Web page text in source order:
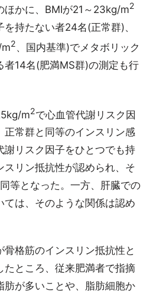
ほかに、BMIが21～23kg/m2
持たない者24名(正常群)、
2、国内基準)でメタボリック
者14名(肥満MS群)の測定も行
m2で心血管代謝リスク因
正常群と同等のインスリン感
謝リスク因子をひとつでも持
スリン抵抗性が認められ、そ
等となった。一方、肝臓での
ては、そのような関係は認め
骨格筋のインスリン抵抗性と
たところ、従来肥満者で指摘
肪が多いことや、脂肪細胞か